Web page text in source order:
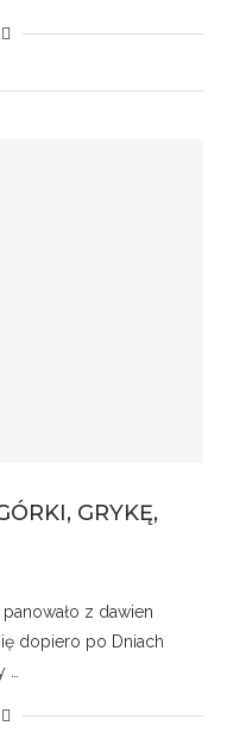
GRYKĘ,
z dawien
dopiero po Dniach